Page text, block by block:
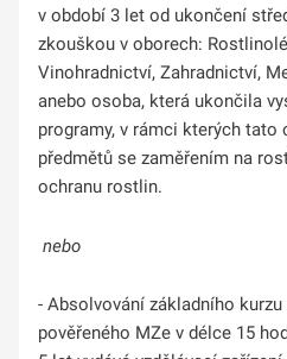
v období 3 let od ukončení
zkouškou v oborech:
Vinohradnictví, Zahradnictví,
anebo osoba, která ukončila
programy, v rámci kterých tato
předmětů se zaměřením na
ochranu rostlin.
nebo
- Absolvování základního
pověřeného MZe v délce 15